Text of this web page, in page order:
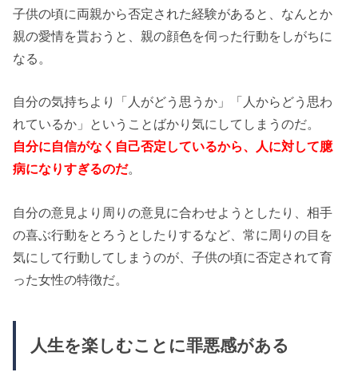
子供の頃に両親から否定された経験があると、なんとか
親の愛情を貰おうと、親の顔色を伺った行動をしがちに
なる。
自分の気持ちより「人がどう思うか」「人からどう思わ
れているか」ということばかり気にしてしまうのだ。
自分に自信がなく自己否定しているから、人に対して臆
病になりすぎるのだ。
自分の意見より周りの意見に合わせようとしたり、相手
の喜ぶ行動をとろうとしたりするなど、常に周りの目を
気にして行動してしまうのが、子供の頃に否定されて育
った女性の特徴だ。
人生を楽しむことに罪悪感がある